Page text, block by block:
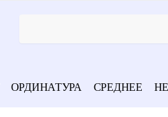
ОРДИНАТУРА СРЕДНЕЕ